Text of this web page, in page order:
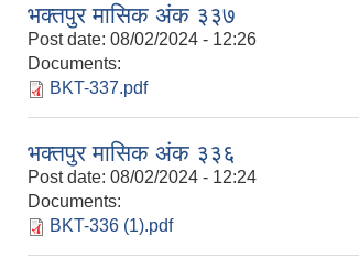
भक्तपुर मासिक अंक ३३७
Post date: 08/02/2024 - 12:26
Documents:
BKT-337.pdf
भक्तपुर मासिक अंक ३३६
Post date: 08/02/2024 - 12:24
Documents:
BKT-336 (1).pdf